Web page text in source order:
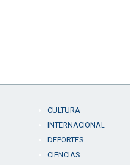
CULTURA
INTERNACIONAL
DEPORTES
CIENCIAS